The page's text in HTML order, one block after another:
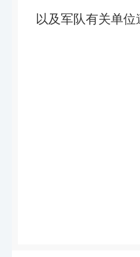
以及军队有关单位